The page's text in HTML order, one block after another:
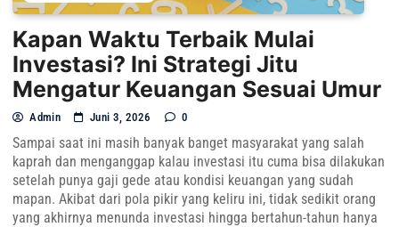
Kapan Waktu Terbaik Mulai
Investasi? Ini Strategi Jitu
Mengatur Keuangan Sesuai Umur
Admin Juni 3, 2026 0
Sampai saat ini masih banyak banget masyarakat yang salah
kaprah dan menganggap kalau investasi itu cuma bisa dilakukan
setelah punya gaji gede atau kondisi keuangan yang sudah
mapan. Akibat dari pola pikir yang keliru ini, tidak sedikit orang
yang akhirnya menunda investasi hingga bertahun-tahun hanya